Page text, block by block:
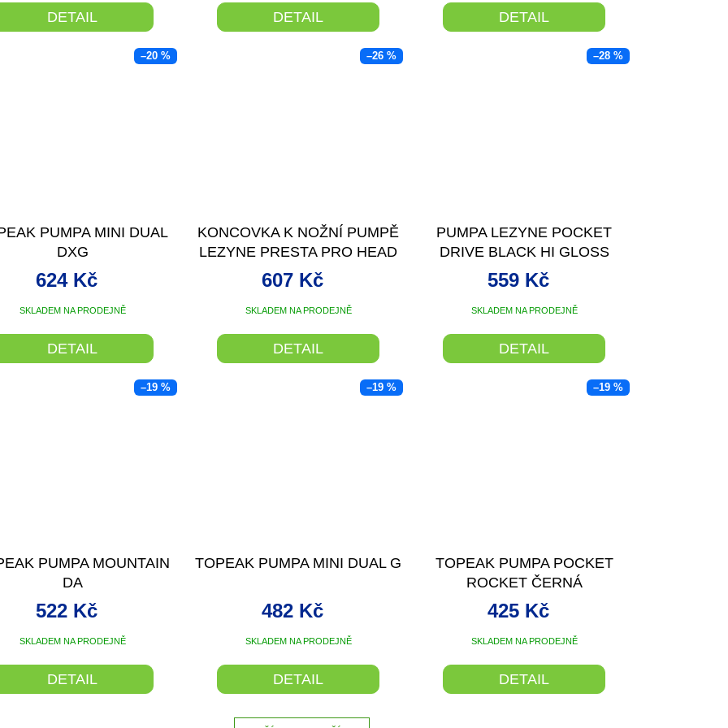
DETAIL DETAIL DETAIL
–20 %
PUMPA MINI DUAL
DXG
SKLADEM NA PRODEJNĚ
624 Kč
DETAIL
–26 %
KONCOVKA K NOŽNÍ PUMPĚ
LEZYNE PRESTA PRO HEAD
SILV
SKLADEM NA PRODEJNĚ
607 Kč
DETAIL
–28 %
PUMPA LEZYNE POCKET
DRIVE BLACK HI GLOSS
SKLADEM NA PRODEJNĚ
559 Kč
DETAIL
–19 %
PUMPA MOUNTAIN
DA
SKLADEM NA PRODEJNĚ
522 Kč
DETAIL
–19 %
TOPEAK PUMPA MINI DUAL G
SKLADEM NA PRODEJNĚ
482 Kč
DETAIL
–19 %
TOPEAK PUMPA POCKET
ROCKET ČERNÁ
SKLADEM NA PRODEJNĚ
425 Kč
DETAIL